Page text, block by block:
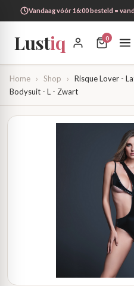
Vandaag vóór 16:00 besteld =
Lustiq 0
Home › Shop ›
Risque Lover -
Bodysuit - L - Zwart